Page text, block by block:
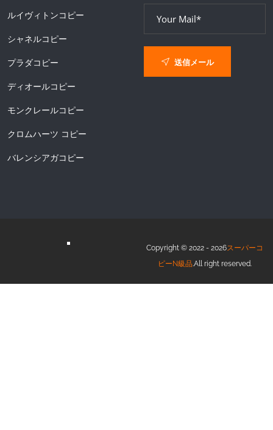
ルイヴィトンコピー
シャネルコピー
プラダコピー
ディオールコピー
モンクレールコピー
クロムハーツ コピー
バレンシアガコピー
送信メール
Copyright © 2022 - 2026スーパーコ
ピーN級品.All right reserved.